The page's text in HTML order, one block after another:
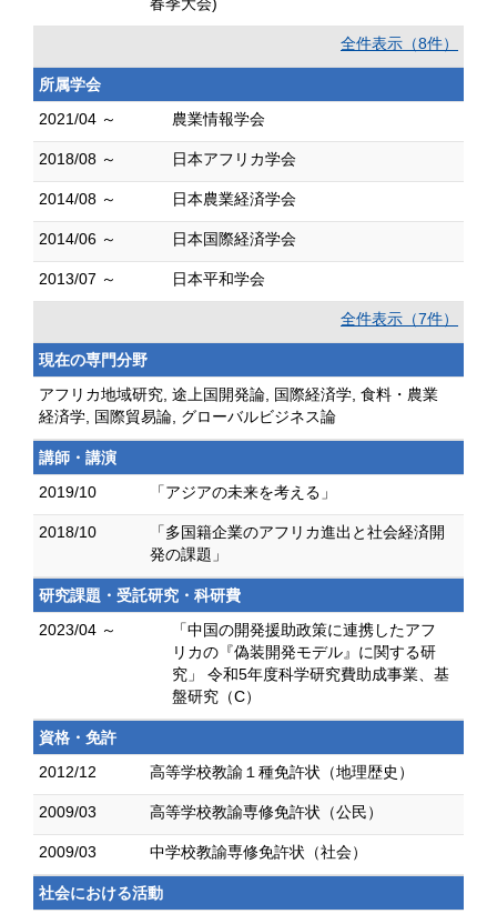
全件表示（8件）
所属学会
2021/04 ～
農業情報学会
2018/08 ～ 日本アフリカ学会
2014/08 ～ 日本農業経済学会
2014/06 ～ 日本国際経済学会
2013/07 ～ 日本平和学会
全件表示（7件）
現在の専門分野
アフリカ地域研究, 途上国開発論, 国際経済学, 食料・農業
経済学, 国際貿易論, グローバルビジネス論
講師・講演
2019/10
「アジアの未来を考える」
2018/10
「多国籍企業のアフリカ進出と社会経済開
発の課題」
研究課題・受託研究・科研費
2023/04 ～
「中国の開発援助政策に連携したアフ
リカの『偽装開発モデル』に関する研
究」 令和5年度科学研究費助成事業、基
盤研究（C）
資格・免許
2012/12
高等学校教諭１種免許状（地理歴史）
2009/03 高等学校教諭専修免許状（公民）
2009/03 中学校教諭専修免許状（社会）
社会における活動